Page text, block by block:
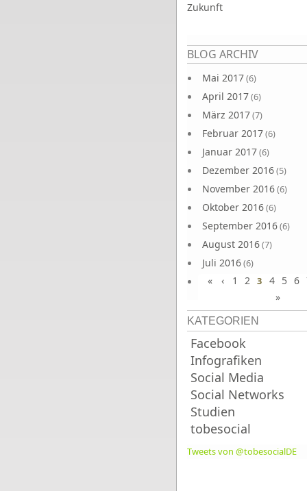
Zukunft
BLOG ARCHIV
Mai 2017(6)
April 2017(6)
März 2017(7)
Februar 2017(6)
Januar 2017(6)
Dezember 2016(5)
November 2016(6)
Oktober 2016(6)
September 2016(6)
August 2016(7)
Juli 2016(6)
Juni 2016(7)
Seiten
« ‹ 1 2 3 4 5 6
»
KATEGORIEN
Facebook
Infografiken
Social Media
Social Networks
Studien
tobesocial
Tweets von @tobesocialDE